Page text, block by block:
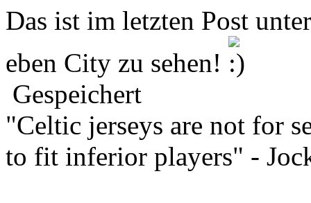
Das ist im letzten Post
eben City zu sehen!
Gespeichert
"Celtic jerseys are not for
to fit inferior players" -